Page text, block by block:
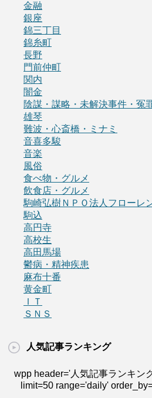
金融
銀座
錦三丁目
錦糸町
長野
門前仲町
関内
闇金
陰謀・謀略・未解決事件・冤
雄琴
難波・心斎橋・ミナミ
音喜多駿
音楽
風俗
食べ物・グルメ
飲食店・グルメ
駒崎弘樹ＮＰＯ法人フローレ
駒込
高円寺
高校生
高田馬場
鬱病・精神疾患
麻布十番
黄金町
ＩＴ
ＳＮＳ
人気記事ランキング
wpp header='人気記事ランキン
limit=50 range='daily'